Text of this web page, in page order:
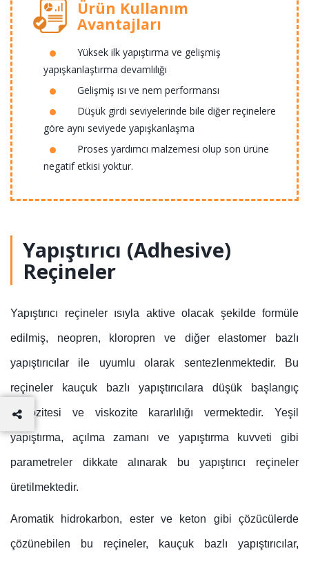
Ürün Kullanım
Avantajları
Yüksek ilk yapıştırma ve gelişmiş
yapışkanlaştırma devamlılığı
Gelişmiş ısı ve nem performansı
Düşük girdi seviyelerinde bile diğer reçinelere
göre aynı seviyede yapışkanlaşma
Proses yardımcı malzemesi olup son ürüne
negatif etkisi yoktur.
Yapıştırıcı (Adhesive)
Reçineler
Yapıştırıcı reçineler ısıyla aktive olacak şekilde formüle
edilmiş, neopren, kloropren ve diğer elastomer bazlı
yapıştırıcılar ile uyumlu olarak sentezlenmektedir. Bu
reçineler kauçuk bazlı yapıştırıcılara düşük başlangıç
viskozitesi ve viskozite kararlılığı vermektedir. Yeşil
yapıştırma, açılma zamanı ve yapıştırma kuvveti gibi
parametreler dikkate alınarak bu yapıştırıcı reçineler
üretilmektedir.
Aromatik hidrokarbon, ester ve keton gibi çözücülerde
çözünebilen bu reçineler, kauçuk bazlı yapıştırıcılar,